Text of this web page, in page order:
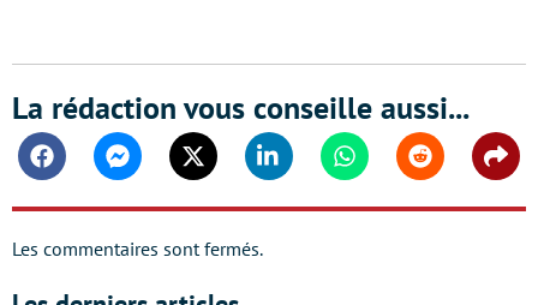
La rédaction vous conseille aussi...
FacebookMessengerTwitter Linkedin WhatsappReddit
Les commentaires sont fermés.